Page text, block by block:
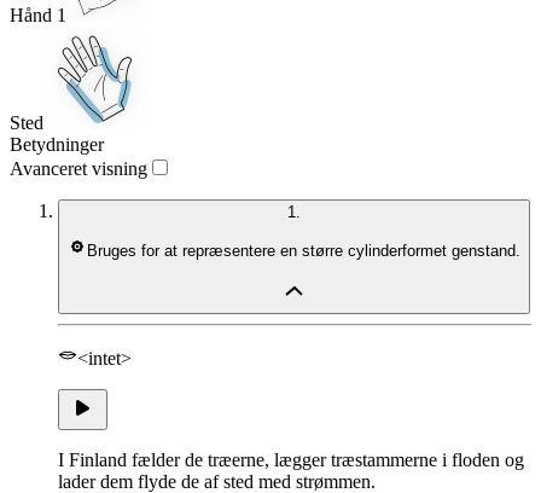
Hånd 1
Sted
Betydninger
Avanceret visning
1.
Bruges for at repræsentere en større cylinderformet genstand.
<intet>
I Finland fælder de træerne, lægger træstammerne i floden og
lader dem flyde de af sted med strømmen.